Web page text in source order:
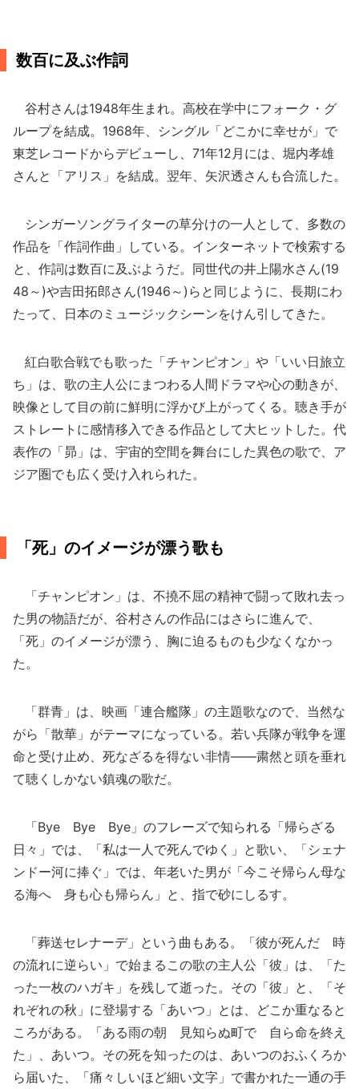
数百に及ぶ作詞
谷村さんは1948年生まれ。高校在学中にフォーク・グ
ループを結成。1968年、シングル「どこかに幸せが」で
東芝レコードからデビューし、71年12月には、堀内孝雄
さんと「アリス」を結成。翌年、矢沢透さんも合流した。
シンガーソングライターの草分けの一人として、多数の
作品を「作詞作曲」している。インターネットで検索する
と、作詞は数百に及ぶようだ。同世代の井上陽水さん(19
48～)や吉田拓郎さん(1946～)らと同じように、長期にわ
たって、日本のミュージックシーンをけん引してきた。
紅白歌合戦でも歌った「チャンピオン」や「いい日旅立
ち」は、歌の主人公にまつわる人間ドラマや心の動きが、
映像として目の前に鮮明に浮かび上がってくる。聴き手が
ストレートに感情移入できる作品として大ヒットした。代
表作の「昴」は、宇宙的空間を舞台にした異色の歌で、ア
ジア圏でも広く受け入れられた。
「死」のイメージが漂う歌も
「チャンピオン」は、不撓不屈の精神で闘って敗れ去っ
た男の物語だが、谷村さんの作品にはさらに進んで、
「死」のイメージが漂う、胸に迫るものも少なくなかっ
た。
「群青」は、映画「連合艦隊」の主題歌なので、当然な
がら「散華」がテーマになっている。若い兵隊が戦争を運
命と受け止め、死なざるを得ない非情――粛然と頭を垂れ
て聴くしかない鎮魂の歌だ。
「Bye Bye Bye」のフレーズで知られる「帰らざる
日々」では、「私は一人で死んでゆく」と歌い、「シェナ
ンドー河に捧ぐ」では、年老いた男が「今こそ帰らん母な
る海へ 身も心も帰らん」と、指で砂にしるす。
「葬送セレナーデ」という曲もある。「彼が死んだ 時
の流れに逆らい」で始まるこの歌の主人公「彼」は、「た
った一枚のハガキ」を残して逝った。その「彼」と、「そ
れぞれの秋」に登場する「あいつ」とは、どこか重なると
ころがある。「ある雨の朝 見知らぬ町で 自ら命を終え
た」、あいつ。その死を知ったのは、あいつのおふくろか
ら届いた、「痛々しいほど細い文字」で書かれた一通の手